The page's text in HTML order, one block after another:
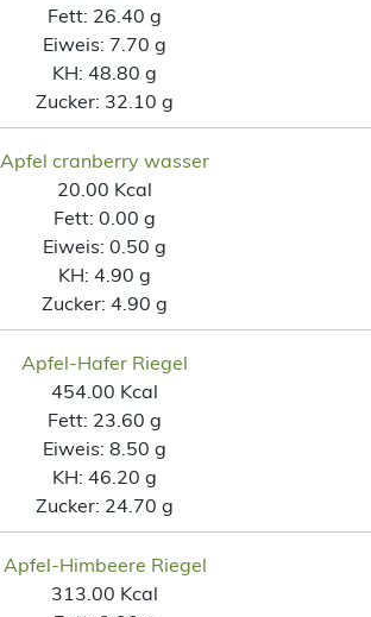
Fett: 26.40 g
Eiweis: 7.70 g
KH: 48.80 g
Zucker: 32.10 g
Apfel cranberry wasser
20.00 Kcal
Fett: 0.00 g
Eiweis: 0.50 g
KH: 4.90 g
Zucker: 4.90 g
Apfel-Hafer Riegel
454.00 Kcal
Fett: 23.60 g
Eiweis: 8.50 g
KH: 46.20 g
Zucker: 24.70 g
Apfel-Himbeere Riegel
313.00 Kcal